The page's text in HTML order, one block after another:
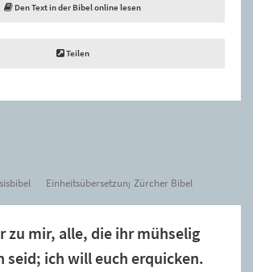
Den Text in der Bibel online lesen
Teilen
Einheitsübersetzung Zürcher Bibel
zu mir, alle, die ihr mühselig
seid; ich will euch erquicken.